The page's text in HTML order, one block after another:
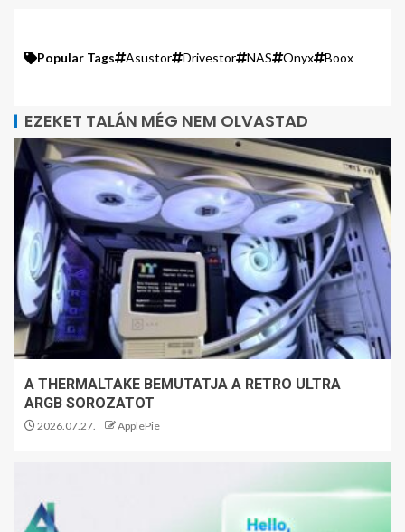
Popular Tags Asustor Drivestor NAS Onyx Boox
EZEKET TALÁN MÉG NEM OLVASTAD
A THERMALTAKE BEMUTATJA A RETRO ULTRA
ARGB SOROZATOT
2026.07.27. ApplePie